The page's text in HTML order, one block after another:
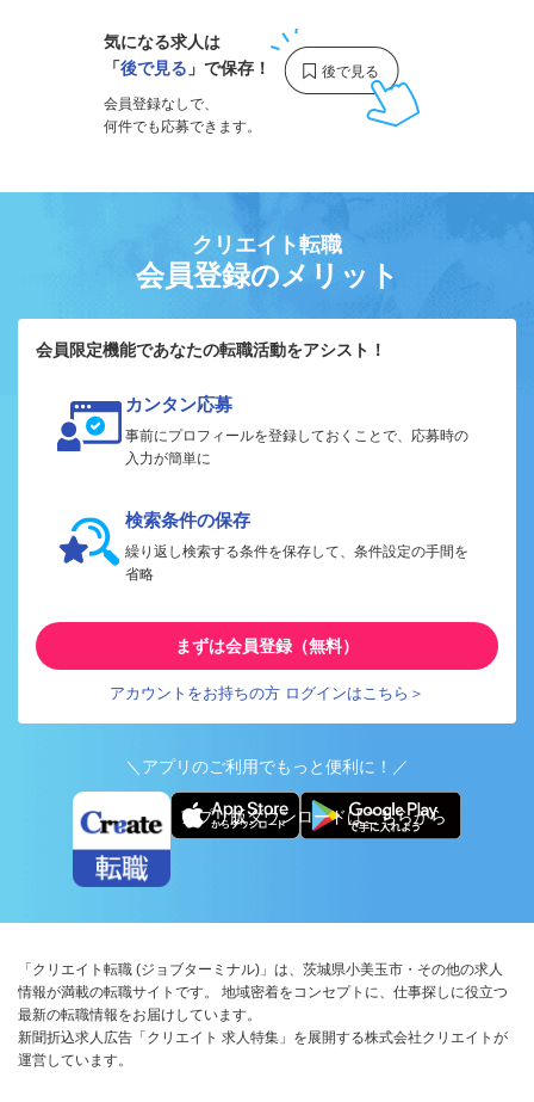
気になる求人は
「後で見る 」で保存！
会員登録なしで、
何件でも応募できます。
クリエイト転職
会員登録のメリット
会員限定機能であなたの転職活動をアシスト！
カンタン応募
事前にプロフィールを登録しておくことで、応募時の
入力が簡単に
検索条件の保存
繰り返し検索する条件を保存して、条件設定の手間を
省略
まずは会員登録（無料）
アカウントをお持ちの方 ログインはこちら＞
＼アプリのご利用でもっと便利に！／
アプリ版ダウンロードはこちらから
「クリエイト転職 (ジョブターミナル)」は、茨城県小美玉市・その他の求人
情報が満載の転職サイトです。 地域密着をコンセプトに、仕事探しに役立つ
最新の転職情報をお届けしています。
新聞折込求人広告「クリエイト 求人特集」を展開する株式会社クリエイトが
運営しています。